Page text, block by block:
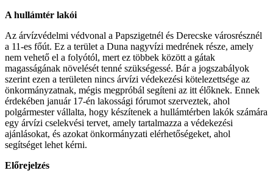
A hullámtér lakói
Az árvízvédelmi védvonal a Papszigetnél és Derecske városrésznél
a 11-es főút. Ez a terület a Duna nagyvízi medrének része, amely
nem vehető el a folyótól, mert ez többek között a gátak
magasságának növelését tenné szükségessé. Bár a jogszabályok
szerint ezen a területen nincs árvízi védekezési kötelezettsége az
önkormányzatnak, mégis megpróbál segíteni az itt élőknek. Ennek
érdekében január 17-én lakossági fórumot szerveztek, ahol
polgármester vállalta, hogy készítenek a hullámtérben lakók számára
egy árvízi cselekvési tervet, amely tartalmazza a védekezési
ajánlásokat, és azokat önkormányzati elérhetőségeket, ahol
segítséget lehet kérni.
Előrejelzés